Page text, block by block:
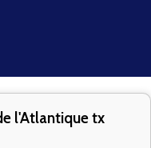
l'Atlantique tx